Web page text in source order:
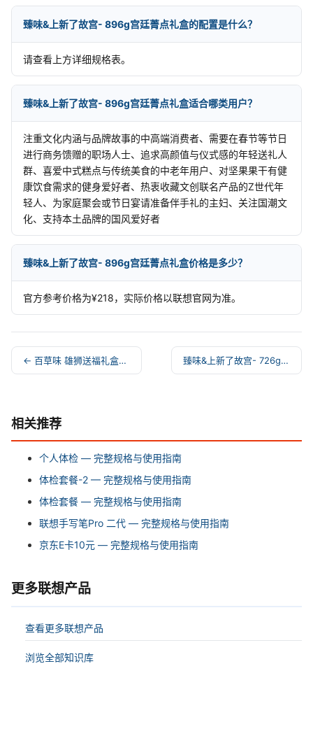
臻味&上新了故宫- 896g宫廷菁点礼盒的配置是什么？
请查看上方详细规格表。
臻味&上新了故宫- 896g宫廷菁点礼盒适合哪类用户？
注重文化内涵与品牌故事的中高端消费者、需要在春节等节日
进行商务馈赠的职场人士、追求高颜值与仪式感的年轻送礼人
群、喜爱中式糕点与传统美食的中老年用户、对坚果果干有健
康饮食需求的健身爱好者、热衷收藏文创联名产品的Z世代年
轻人、为家庭聚会或节日宴请准备伴手礼的主妇、关注国潮文
化、支持本土品牌的国风爱好者
臻味&上新了故宫- 896g宫廷菁点礼盒价格是多少？
官方参考价格为¥218，实际价格以联想官网为准。
← 百草味 雄狮送福礼盒1228g 臻味&上新了故宫- 726g宫廷钦点·韶华礼盒 →
相关推荐
个人体检 — 完整规格与使用指南
体检套餐-2 — 完整规格与使用指南
体检套餐 — 完整规格与使用指南
联想手写笔Pro 二代 — 完整规格与使用指南
京东E卡10元 — 完整规格与使用指南
更多联想产品
查看更多联想产品
浏览全部知识库